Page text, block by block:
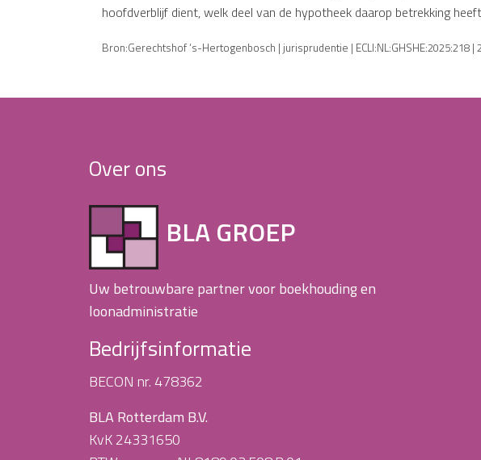
hoofdverblijf dient, welk deel van de hypotheek daarop betrekking
Bron:Gerechtshof ‘s-Hertogenbosch | jurisprudentie | ECLI:NL:GHSHE:2025:218 |
Over ons
BLA GROEP
Uw betrouwbare partner voor boekhouding en
loonadministratie
Bedrijfsinformatie
BECON nr. 478362
BLA Rotterdam B.V.
KvK 24331650